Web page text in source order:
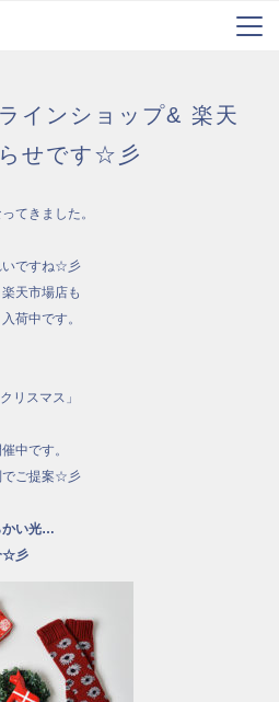
インショップ& 楽天
せです☆彡
てきました。
いですね☆彡
天市場店も
荷中です。
リスマス」
中です。
でご提案☆彡
かい光…
☆彡